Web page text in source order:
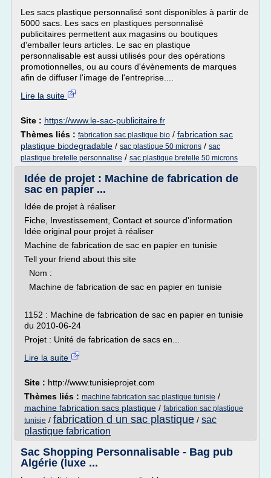
Les sacs plastique personnalisé sont disponibles à partir de
5000 sacs. Les sacs en plastiques personnalisé
publicitaires permettent aux magasins ou boutiques
d'emballer leurs articles. Le sac en plastique
personnalisable est aussi utilisés pour des opérations
promotionnelles, ou au cours d'évènements de marques
afin de diffuser l'image de l'entreprise....
Lire la suite
Site : https://www.le-sac-publicitaire.fr
Thèmes liés : fabrication sac plastique bio / fabrication sac
plastique biodegradable / sac plastique 50 microns / sac
plastique bretelle personnalise / sac plastique bretelle 50 microns
Idée de projet : Machine de fabrication de
sac en papier ...
Idée de projet à réaliser
Fiche, Investissement, Contact et source d'information
Idée original pour projet à réaliser
Machine de fabrication de sac en papier en tunisie
Tell your friend about this site
Nom :
Machine de fabrication de sac en papier en tunisie
1152 : Machine de fabrication de sac en papier en tunisie
du 2010-06-24
Projet : Unité de fabrication de sacs en...
Lire la suite
Site : http://www.tunisieprojet.com
Thèmes liés : machine fabrication sac plastique tunisie /
machine fabrication sacs plastique / fabrication sac plastique
tunisie / fabrication d un sac plastique / sac
plastique fabrication
Sac Shopping Personnalisable - Bag pub
Algérie (luxe ...